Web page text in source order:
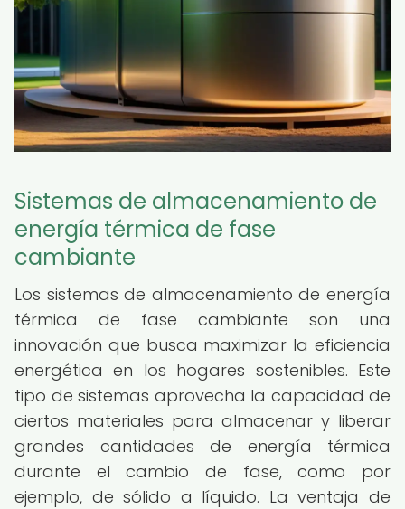
Sistemas de almacenamiento de
energía térmica de fase
cambiante
Los sistemas de almacenamiento de energía
térmica de fase cambiante son una
innovación que busca maximizar la eficiencia
energética en los hogares sostenibles. Este
tipo de sistemas aprovecha la capacidad de
ciertos materiales para almacenar y liberar
grandes cantidades de energía térmica
durante el cambio de fase, como por
ejemplo, de sólido a líquido. La ventaja de